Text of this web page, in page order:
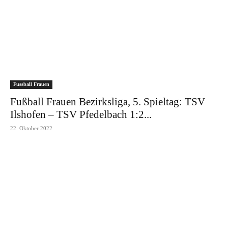
Fussball Frauen
Fußball Frauen Bezirksliga, 5. Spieltag: TSV
Ilshofen – TSV Pfedelbach 1:2...
22. Oktober 2022